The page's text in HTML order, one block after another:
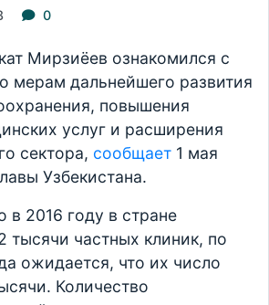
0
Мирзиёев ознакомился с
мерам дальнейшего развития
повышения
услуг и расширения
сектора, сообщает 1 мая
Узбекистана.
в 2016 году в стране
тысячи частных клиник, по
ожидается, что их число
Количество